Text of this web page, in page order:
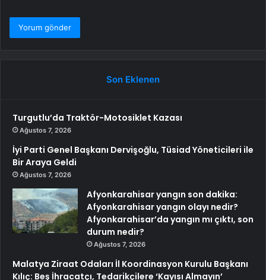
Son Eklenen
Turgutlu’da Traktör-Motosiklet Kazası
Ağustos 7, 2026
İyi Parti Genel Başkanı Dervişoğlu, Tüsiad Yöneticileri ile
Bir Araya Geldi
Ağustos 7, 2026
Afyonkarahisar yangın son dakika:
Afyonkarahisar yangın olayı nedir?
Afyonkarahisar’da yangın mı çıktı, son
durum nedir?
Ağustos 7, 2026
Malatya Ziraat Odaları İl Koordinasyon Kurulu Başkanı
Kılıç: Beş İhracatçı, Tedarikçilere ‘Kayısı Almayın’